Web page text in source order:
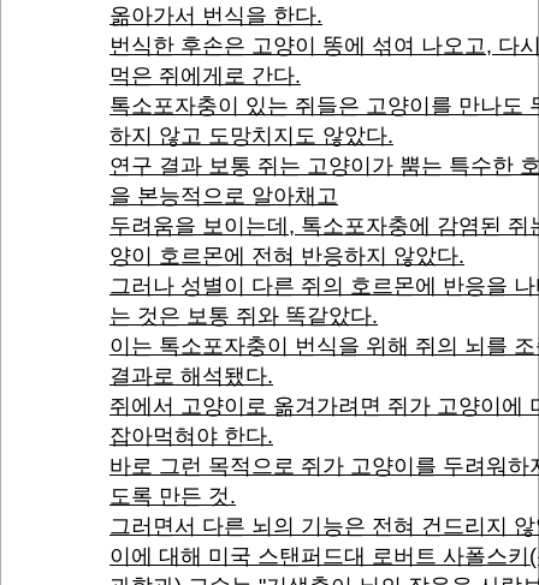
옮아가서 번식을 한다.
번식한 후손은 고양이 똥에 섞여 나오고, 다
먹은 쥐에게로 간다.
톡소포자충이 있는 쥐들은 고양이를 만나도
하지 않고 도망치지도 않았다.
연구 결과 보통 쥐는 고양이가 뿜는 특수한
을 본능적으로 알아채고
두려움을 보이는데, 톡소포자충에 감염된 쥐
양이 호르몬에 전혀 반응하지 않았다.
그러나 성별이 다른 쥐의 호르몬에 반응을
는 것은 보통 쥐와 똑같았다.
이는 톡소포자충이 번식을 위해 쥐의 뇌를
결과로 해석됐다.
쥐에서 고양이로 옮겨가려면 쥐가 고양이에
잡아먹혀야 한다.
바로 그런 목적으로 쥐가 고양이를 두려워하
도록 만든 것.
그러면서 다른 뇌의 기능은 전혀 건드리지
이에 대해 미국 스탠퍼드대 로버트 사폴스키